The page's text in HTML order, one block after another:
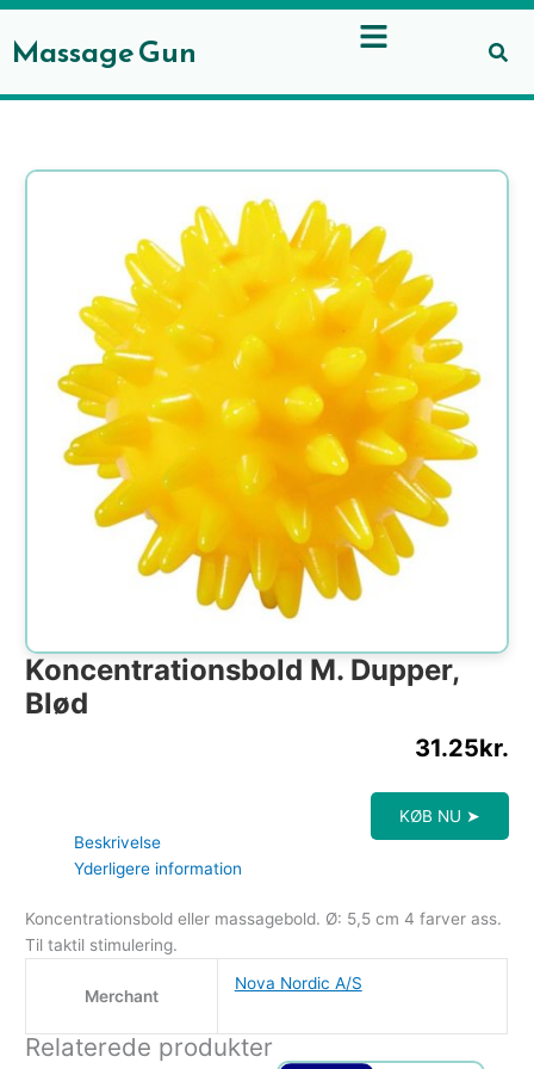
Gå
indholdet
Massage Gun
Koncentrationsbold M. Dupper,
Blød
31.25kr.
KØB NU ➤
Beskrivelse
Yderligere information
Koncentrationsbold eller massagebold. Ø: 5,5 cm 4 farver ass.
Til taktil stimulering.
Merchant
Nova Nordic A/S
Relaterede produkter